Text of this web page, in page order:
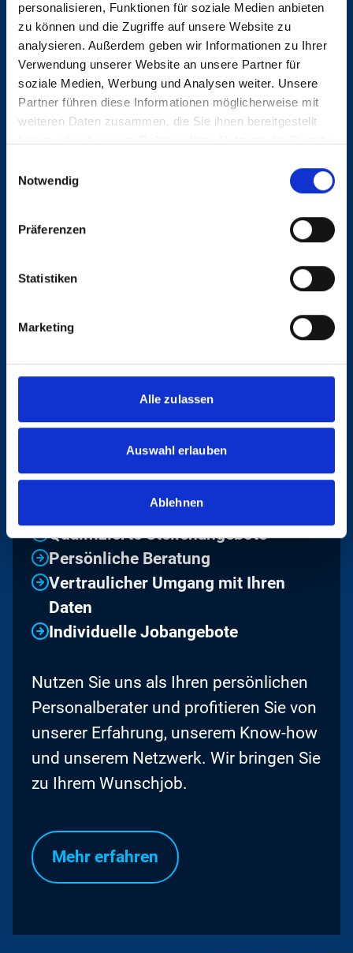
personalisieren, Funktionen für soziale Medien anbieten
zu können und die Zugriffe auf unsere Website zu
analysieren. Außerdem geben wir Informationen zu Ihrer
Verwendung unserer Website an unsere Partner für
soziale Medien, Werbung und Analysen weiter. Unsere
Partner führen diese Informationen möglicherweise mit
weiteren Daten zusammen, die Sie ihnen bereitgestellt
Notwendig
Präferenzen
Statistiken
Marketing
Alle zulassen
Auswahl erlauben
Ablehnen
Anzeige mit Freunden teilen
KONTAKT
Mittelweg 14
dva@dunkelvoegele.de
UNSERE VORTEILE
IM ÜBERBLICK
Qualifizierte Stellenangebote
Persönliche Beratung
Vertraulicher Umgang mit Ihren
Daten
Individuelle Jobangebote
Nutzen Sie uns als Ihren persönlichen
Personalberater und profitieren Sie von
unserer Erfahrung, unserem Know-how
und unserem Netzwerk. Wir bringen Sie
zu Ihrem Wunschjob.
Mehr erfahren